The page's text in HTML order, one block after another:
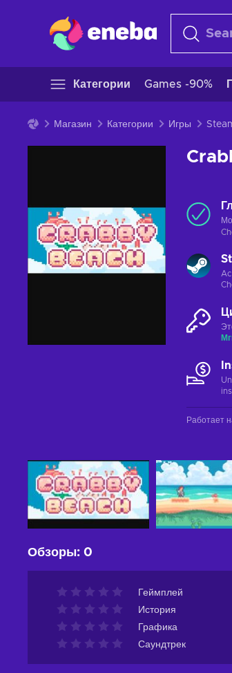
Категории Games -90%
Магазин Категории Игры
Работает
Обзоры: 0
Геймплей
История
Графика
Саундтрек